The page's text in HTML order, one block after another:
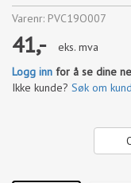
Varenr: PVC19O007
41,-
eks. mva
Logg inn for å se dine
Ikke kunde? Søk om